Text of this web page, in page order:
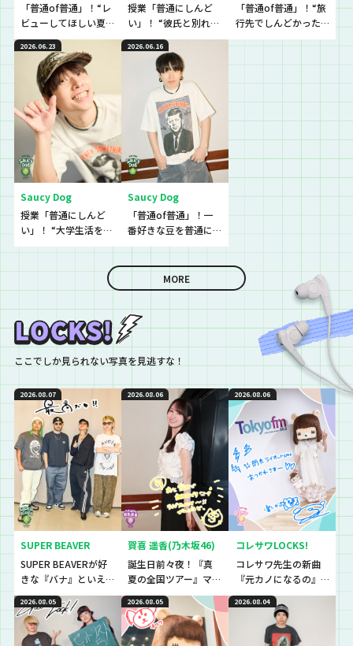
「普通of普通」！“レ
ビューしてほしい夏
グッズ”を普通に教え
て！
授業「普通にしんど
い」！ “彼氏と別れる
か悩んでいてしんど
い”という生徒に逆電
「普通of普通」！“旅
行先でしんどかった
こと”の普通を教え
2026.06.23
Saucy Dog
授業「普通にしんど
い」！ “大学生活を頑
張れなくてしんどい
2026.06.16
Saucy Dog
「普通of普通」！一
番好きな豆を普通に
教えて！
MORE
ここでしか見られない写真を見逃すな！
2026.08.07
SUPER BEAVER
SUPER BEAVERが好
きな『バナ』といえ
ば〜？『恋バナ』だ
ぁぁぁ！！！今回は
生徒と、恋バナ逆
電！！！！
2026.08.06
賀喜 遥香(乃木坂46)
誕生日前々夜！『真
夏の全国ツアー』マ
ストアイテムと
は！？
2026.08.06
コレサワLOCKS!
コレサワ先生の新曲
『元カノになるの』
初解禁！！！！！
2026.08.05 2026.08.05 2026.08.04